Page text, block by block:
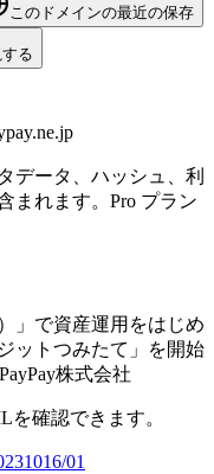
このドメインの最近の保存
る
データ、ハッシュ、利
まれます。Pro プラン
」で資産運用をはじめ
ットつみたて」を開始
株式会社
確認できます。
01